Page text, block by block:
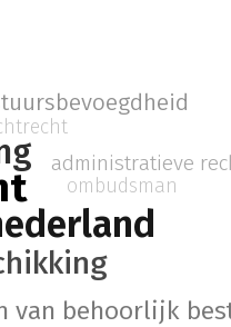
van behoorlijk
administratieve
ombudsman